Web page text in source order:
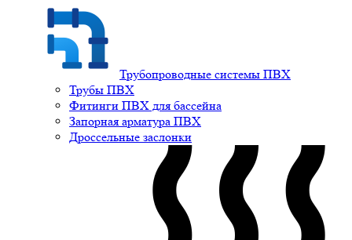
Трубопроводные системы ПВХ
Трубы ПВХ
Фитинги ПВХ для бассейна
Запорная арматура ПВХ
Дроссельные заслонки